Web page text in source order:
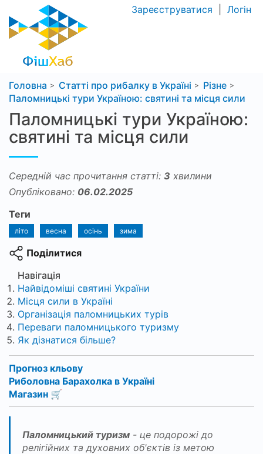
Зареєструватися Логін
Головна Статті про рибалку в Україні
Різне
Паломницькі тури Україною: святині та місця сили
Паломницькі тури Україною:
святині та місця сили
Середній час прочитання статті: 3 хвилини
Опубліковано: 06.02.2025
Теги
літо весна осінь зима
Поділитися
Навігація
Найвідоміші святині України
Місця сили в Україні
Організація паломницьких турів
Переваги паломницького туризму
Як дізнатися більше?
Прогноз кльову
Риболовна Барахолка в Україні
Магазин 🛒
Паломницький туризм - це подорожі до
релігійних та духовних об'єктів із метою